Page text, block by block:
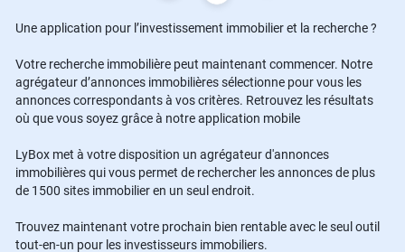
Une application pour l’investissement immobilier et la recherche ?
Votre recherche immobilière peut maintenant commencer. Notre
agrégateur d’annonces immobilières sélectionne pour vous les
annonces correspondants à vos critères. Retrouvez les résultats
où que vous soyez grâce à notre application mobile
LyBox met à votre disposition un agrégateur d'annonces
immobilières qui vous permet de rechercher les annonces de plus
de 1500 sites immobilier en un seul endroit.
Trouvez maintenant votre prochain bien rentable avec le seul outil
tout-en-un pour les investisseurs immobiliers.